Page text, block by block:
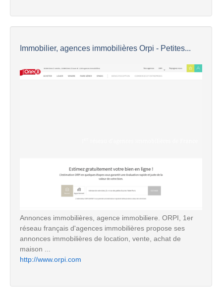
Immobilier, agences immobilières Orpi - Petites...
Annonces immobilières, agence immobiliere. ORPI, 1er
réseau français d'agences immobilières propose ses
annonces immobilières de location, vente, achat de
maison ...
http://www.orpi.com